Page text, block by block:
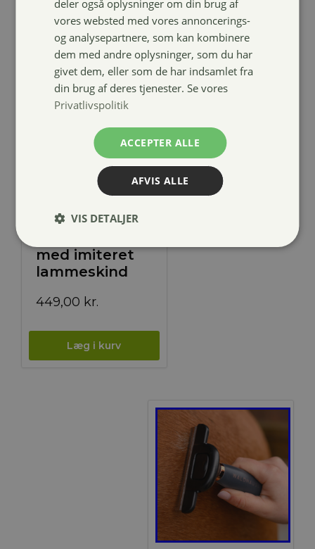
4horses
med imiteret
lammeskind
449,00 kr.
deler også oplysninger om din brug af
vores websted med vores annoncerings-
og analysepartnere, som kan kombinere
dem med andre oplysninger, som du har
givet dem, eller som de har indsamlet fra
din brug af deres tjenester. Se vores
Privatlivspolitik
ACCEPTER ALLE
AFVIS ALLE
VIS DETALJER